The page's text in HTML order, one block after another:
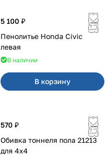
5 100 ₽
Пенолитье Honda Civic
левая
В наличии
В корзину
570 ₽
Обивка тоннеля пола 21213
для 4x4